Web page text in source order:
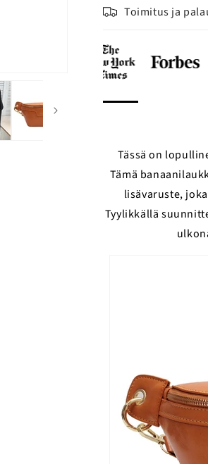
paiementToimitus ja
Tässä on
Tämä
lisävaruste,
Tyylikkällä